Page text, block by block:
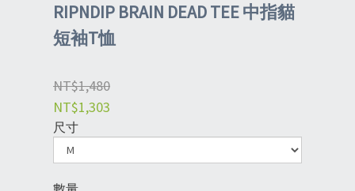
RIPNDIP BRAIN DEAD TEE 中指貓
短袖T恤
NT$1,480
NT$1,303
尺寸